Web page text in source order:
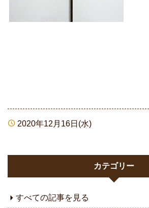
2020年12月16日(水)
カテゴリー
すべての記事を見る